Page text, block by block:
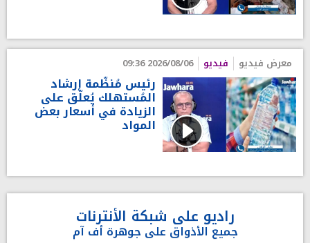
معرض فيديو فيديو 2026/08/06 09:36
رئيس مُنظّمة إرشاد
المُستهلك يُعلّق على
الزيادة في أسعار بعض
المواد
راديو على شبكة الأنترنات
جميع الأذواق على جوهرة أف آم